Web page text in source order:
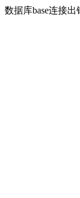
数据库base连接出